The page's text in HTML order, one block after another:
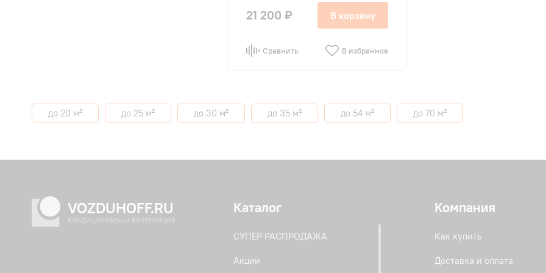
21 200 ₽ В корзину
Сравнить В избранное
до 20 м² до 25 м² до 30 м² до 35 м² до 54 м² до 70 м²
VOZDUHOFF.RU
Кондиционеры и вентиляция
Каталог
СУПЕР РАСПРОДАЖА
Акции
Компания
Как купить
Доставка и оплата